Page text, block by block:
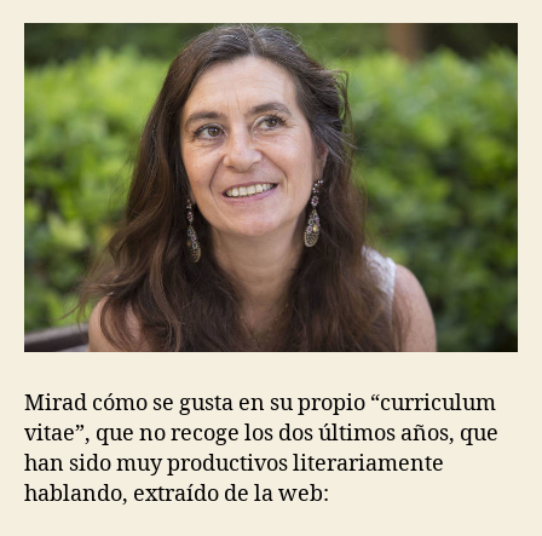
Mirad cómo se gusta en su propio “curriculum
vitae”, que no recoge los dos últimos años, que
han sido muy productivos literariamente
hablando, extraído de la web: